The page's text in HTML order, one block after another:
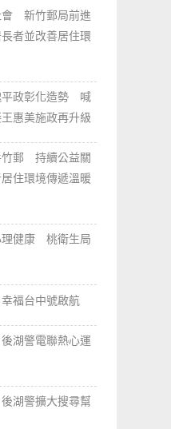
會 新竹郵局前進
者並改善居住環
平政彰化造勢 喊
惠美施政再升級
竹郵 持續公益關
住環境傳遞溫暖
理健康 桃衛生局
福台中號啟航
湖警電聯熱心運
湖警擴大搜尋幫